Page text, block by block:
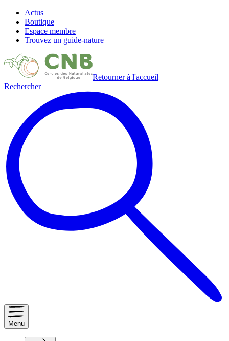
Actus
Boutique
Espace membre
Trouvez un guide-nature
Retourner à l'accueil
Rechercher
Menu